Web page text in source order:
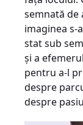
semnată de
imaginea s-
stat sub
şi a
pentru a-l
despre
despre